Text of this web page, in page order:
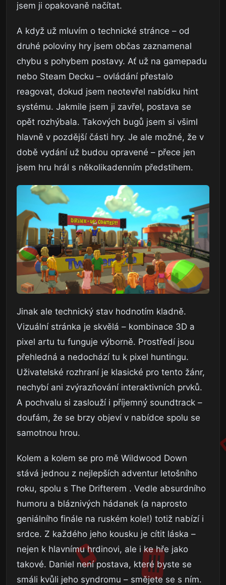
jsem ji opakovaně načítat.
A když už mluvím o technické stránce – od
druhé poloviny hry jsem občas zaznamenal
chybu s pohybem postavy. Ať už na gamepadu
nebo Steam Decku – ovládání přestalo
reagovat, dokud jsem neotevřel nabídku hint
systému. Jakmile jsem ji zavřel, postava se
opět rozhýbala. Takových bugů jsem si všiml
hlavně v pozdější části hry. Je ale možné, že v
době vydání už budou opravené – přece jen
jsem hru hrál s několikadenním předstihem.
Jinak ale technický stav hodnotím kladně.
Vizuální stránka je skvělá – kombinace 3D a
pixel artu tu funguje výborně. Prostředí jsou
přehledná a nedochází tu k pixel huntingu.
Uživatelské rozhraní je klasické pro tento žánr,
nechybí ani zvýrazňování interaktivních prvků.
A pochvalu si zaslouží i příjemný soundtrack –
doufám, že se brzy objeví v nabídce spolu se
samotnou hrou.
Kolem a kolem se pro mě Wildwood Down
stává jednou z nejlepších adventur letošního
roku, spolu s The Drifterem . Vedle absurdního
humoru a bláznivých hádanek (a naprosto
geniálního finále na ruském kole!) totiž nabízí i
srdce. Z každého jeho kousku je cítit láska –
nejen k hlavnímu hrdinovi, ale i ke hře jako
takové. Daniel není postava, které byste se
smáli kvůli jeho syndromu – smějete se s ním.